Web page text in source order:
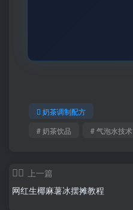
奶茶调制配方
# 奶茶饮品
# 气泡水技术
上一篇
网红生椰麻薯冰摆摊教程